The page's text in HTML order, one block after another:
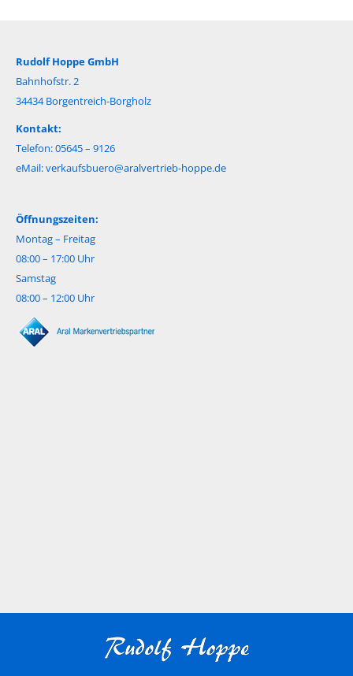
Rudolf Hoppe GmbH
Bahnhofstr. 2
34434 Borgentreich-Borgholz
Kontakt:
Telefon: 05645 – 9126
eMail:verkaufsbuero@aralvertrieb-hoppe.de
Öffnungszeiten:
Montag – Freitag
08:00 – 17:00 Uhr
Samstag
08:00 – 12:00 Uhr